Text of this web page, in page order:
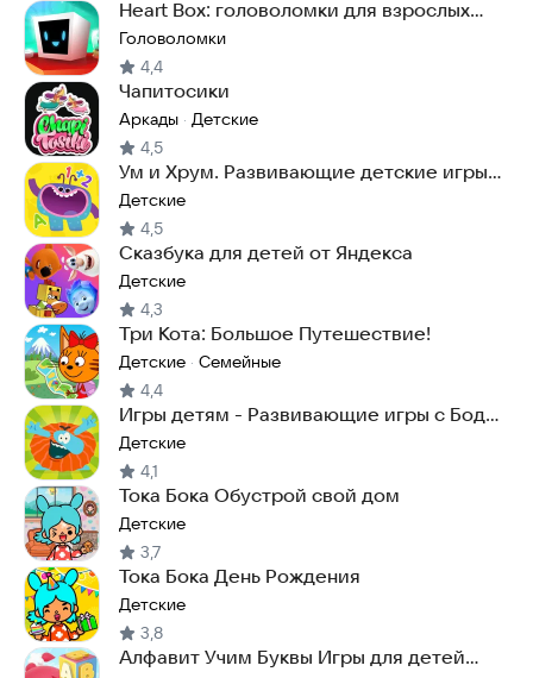
Heart Box: головоломки для взрослых
детей игры ума
Головоломки
4,4
Чапитосики
Аркады · Детские
4,5
Ум и Хрум. Развивающие детские игры
от 2 лет
Детские
4,5
Сказбука для детей от Яндекса
Детские
4,3
Три Кота: Большое Путешествие!
Детские · Семейные
4,4
Игры детям - Развивающие игры с Бодо
Бородо
Детские
4,1
Тока Бока Обустрой свой дом
Детские
3,7
Тока Бока День Рождения
Детские
3,8
Алфавит Учим Буквы Игры для детей